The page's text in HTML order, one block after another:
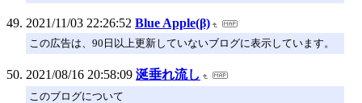
2021/11/03 22:26:52 Blue Apple(β)
この広告は、90日以上更新していないブログに表示しています。
2021/08/16 20:58:09 涎垂れ流し
このブログについて